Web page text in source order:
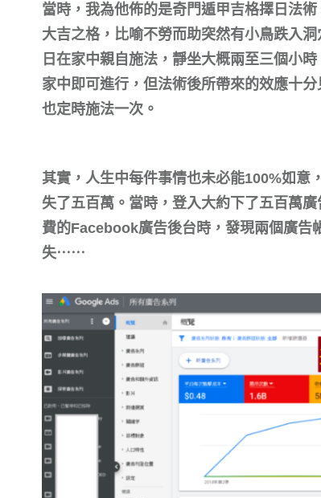
當時，我為他佈的是奇門遁甲吉格擇日法
大吉之格，比喻不勞而助突然有小鳥跌入
日在家中親自施法，靜坐大概兩至三個小
家中即可進行，但法術後所帶來的效應十
也定時施法一次。
其實，人生中每件事情也未必能100%如意
失了五百萬。當時，登入大約下了五百萬
費的Facebook廣告後台時，發現兩個廣告
失⋯⋯